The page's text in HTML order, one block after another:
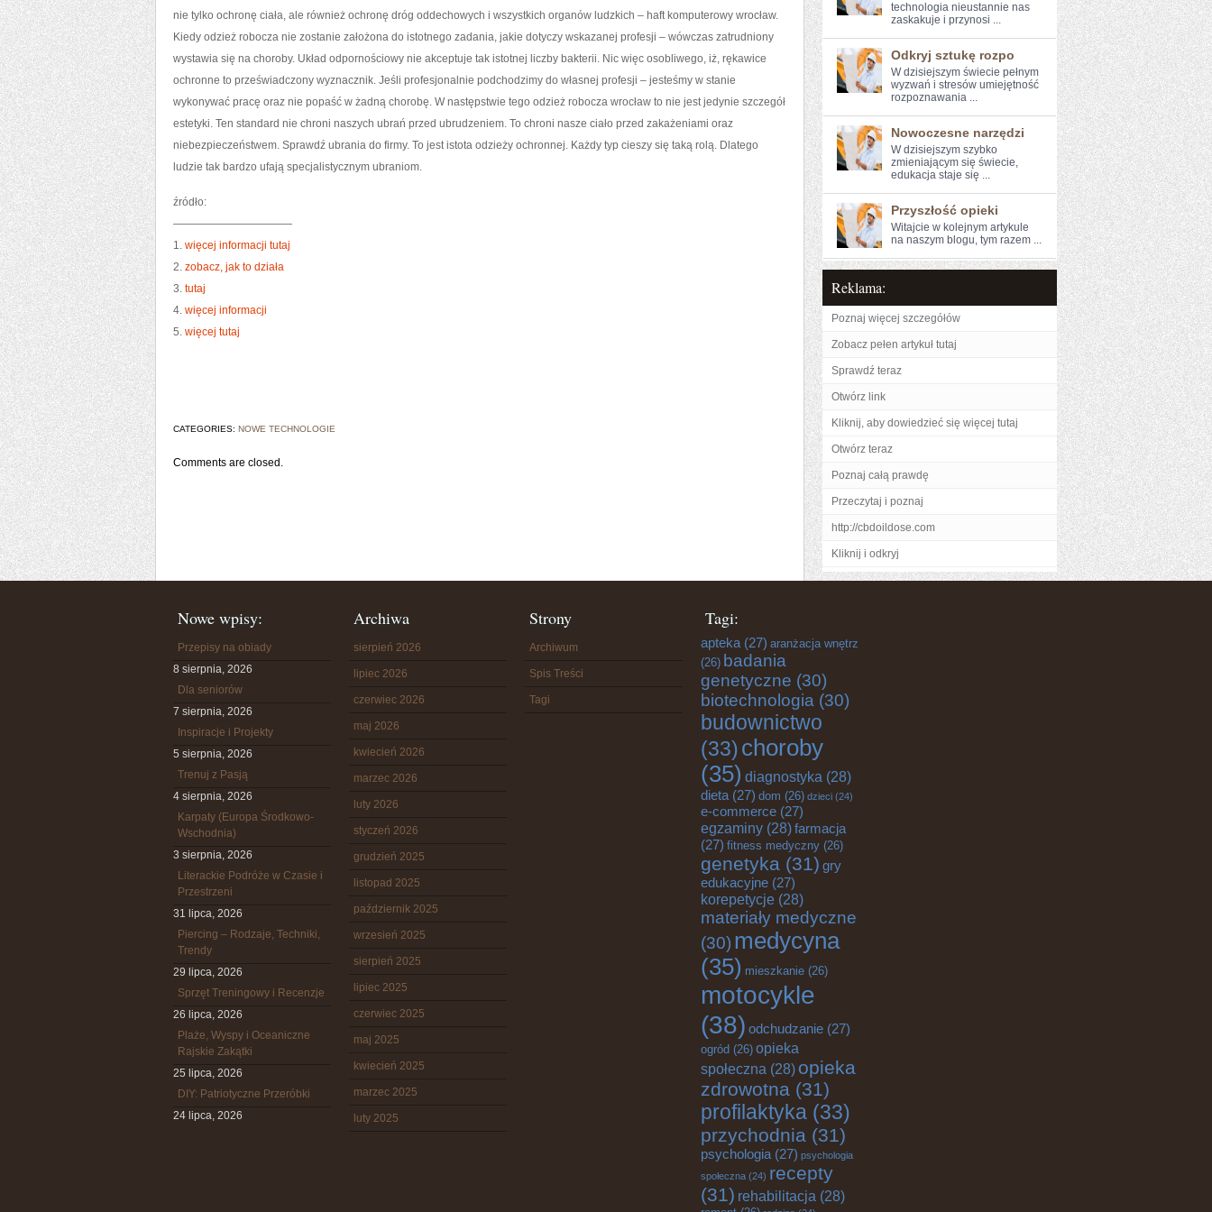
nie tylko ochronę ciała, ale również ochronę dróg oddechowych i wszystkich organów ludzkich – haft komputerowy wrocław.
Kiedy odzież robocza nie zostanie założona do istotnego zadania, jakie dotyczy wskazanej profesji – wówczas zatrudniony
wystawia się na choroby. Układ odpornościowy nie akceptuje tak istotnej liczby bakterii. Nic więc osobliwego, iż, rękawice
ochronne to przeświadczony wyznacznik. Jeśli profesjonalnie podchodzimy do własnej profesji – jesteśmy w stanie
wykonywać pracę oraz nie popaść w żadną chorobę. W następstwie tego odzież robocza wrocław to nie jest jedynie szczegół
estetyki. Ten standard nie chroni naszych ubrań przed ubrudzeniem. To chroni nasze ciało przed zakażeniami oraz
niebezpieczeństwem. Sprawdź ubrania do firmy. To jest istota odzieży ochronnej. Każdy typ cieszy się taką rolą. Dlatego
ludzie tak bardzo ufają specjalistycznym ubraniom.
źródło:
———————————
1. więcej informacji tutaj
2. zobacz, jak to działa
3. tutaj
4. więcej informacji
5. więcej tutaj
CATEGORIES: NOWE TECHNOLOGIE
Comments are closed.
‌technologia nieustannie ‍nas
zaskakuje⁢ i przynosi ...
Odkryj sztukę rozpo
W dzisiejszym świecie pełnym
wyzwań i stresów ⁣umiejętność
rozpoznawania ...
Nowoczesne narzędzi
W dzisiejszym ​szybko
zmieniającym się świecie,
edukacja staje się ...
Przyszłość opieki
Witajcie w ‍kolejnym artykule
na naszym blogu, tym razem ...
Reklama:
Poznaj więcej szczegółów
Zobacz pełen artykuł tutaj
Sprawdź teraz
Otwórz link
Kliknij, aby dowiedzieć się więcej tutaj
Otwórz teraz
Poznaj całą prawdę
Przeczytaj i poznaj
http://cbdoildose.com
Kliknij i odkryj
Nowe wpisy:
Przepisy na obiady
8 sierpnia, 2026
Dla seniorów
7 sierpnia, 2026
Inspiracje i Projekty
5 sierpnia, 2026
Trenuj z Pasją
4 sierpnia, 2026
Karpaty (Europa Środkowo-
Wschodnia)
3 sierpnia, 2026
Literackie Podróże w Czasie i
Przestrzeni
31 lipca, 2026
Piercing – Rodzaje, Techniki,
Trendy
29 lipca, 2026
Sprzęt Treningowy i Recenzje
26 lipca, 2026
Plaże, Wyspy i Oceaniczne
Rajskie Zakątki
25 lipca, 2026
DIY: Patriotyczne Przeróbki
24 lipca, 2026
Archiwa
sierpień 2026
lipiec 2026
czerwiec 2026
maj 2026
kwiecień 2026
marzec 2026
luty 2026
styczeń 2026
grudzień 2025
listopad 2025
październik 2025
wrzesień 2025
sierpień 2025
lipiec 2025
czerwiec 2025
maj 2025
kwiecień 2025
marzec 2025
luty 2025
Strony
Archiwum
Spis Treści
Tagi
Tagi:
apteka (27) aranżacja wnętrz
(26) badania
genetyczne (30)
biotechnologia (30)
budownictwo
(33)choroby
(35) diagnostyka (28)
dieta (27) dom (26) dzieci (24)
e-commerce (27)
egzaminy (28)farmacja
(27) fitness medyczny (26)
genetyka (31) gry
edukacyjne (27)
korepetycje (28)
materiały medyczne
(30) medycyna
(35) mieszkanie (26)
motocykle
(38) odchudzanie (27)
ogród (26) opieka
społeczna (28) opieka
zdrowotna (31)
profilaktyka (33)
przychodnia (31)
psychologia (27) psychologia
społeczna (24) recepty
(31) rehabilitacja (28)